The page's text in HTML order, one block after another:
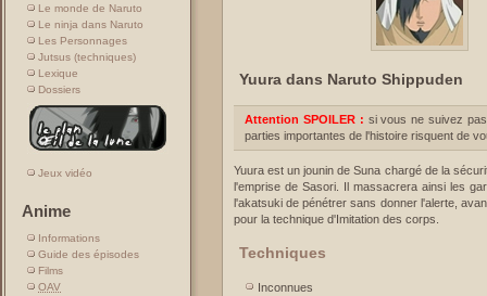
Le monde de Naruto
Le ninja dans Naruto
Les Personnages
Jutsus (techniques)
Lexique
Dossiers
Jeux vidéo
Anime
Informations
Guide des épisodes
Films
OAV
Yuura dans Naruto Shippuden
Attention SPOILER : si vous ne suivez
parties importantes de l'histoire risquent de
Yuura est un jounin de Suna chargé de la
l'emprise de Sasori. Il massacrera ainsi les
l'akatsuki de pénétrer sans donner l'alerte,
pour la technique d'Imitation des corps.
Techniques
Inconnues